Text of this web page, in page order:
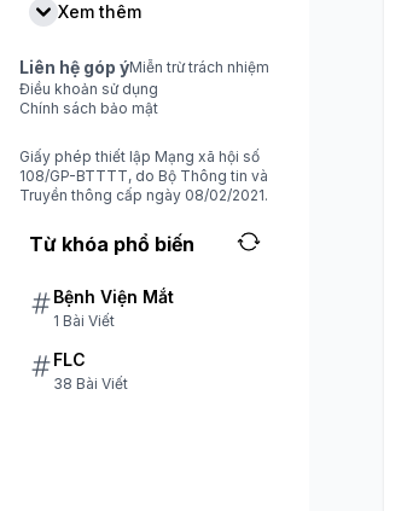
Xem thêm
Liên hệ góp ýMiễn trừ trách nhiệm
Điều khoản sử dụng
Chính sách bảo mật
Giấy phép thiết lập Mạng xã hội số
108/GP-BTTTT, do Bộ Thông tin và
Truyền thông cấp ngày 08/02/2021.
Từ khóa phổ biến
Bệnh Viện Mắt
1 Bài Viết
FLC
38 Bài Viết